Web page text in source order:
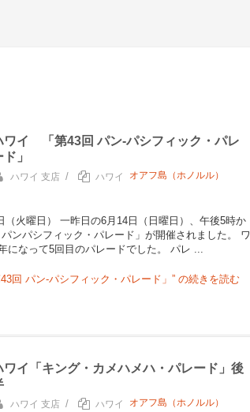
ワイ 「第43回 パン‐パシフィック・パレ
ド」
ハワイ 支店 / ハワイ オアフ島（ホノルル）
（火曜日） 一昨日の6月14日（日曜日）、午後5時か
ンパシフィック・パレード」が開催されました。 ワ
になって5回目のパレードでした。 パレ ...
回 パン‐パシフィック・パレード」” の続きを読む
ワイ「キング・カメハメハ・パレード」後
ハワイ 支店 / ハワイ オアフ島（ホノルル）